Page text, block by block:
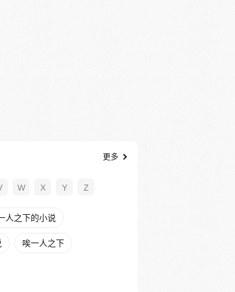
更多
W X Y Z
人之下的小说
唉一人之下